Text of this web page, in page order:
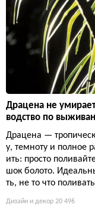
Драцена не
водство по
Драцена —
у, темноту и полное
ить: просто
шок болото.
ть, не то что
Дизайн и декор 20 496